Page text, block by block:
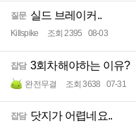
질문 실드 브레이커..
Killspike 조회 2395 08-03
잡담 3회차해야하는 이유?
완전무결 조회 3638 07-31
잡담 닷지가 어렵네요..